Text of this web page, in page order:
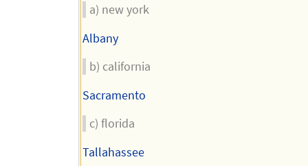
a) new york
Albany
b) california
Sacramento
c) florida
Tallahassee